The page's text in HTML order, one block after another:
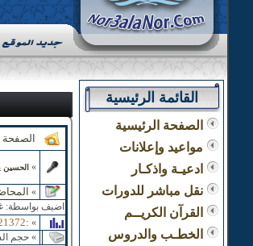
الصفحة
»
»
اضيف بواسطة:
»
:
» حجم
القائمة الرئيسية
الصفحة الرئيسية
مواعيد وإعلانات
ادعيـة واذكـار
نقل مباشر للدورات
القرآن الكريــم
الخطـب والدروس